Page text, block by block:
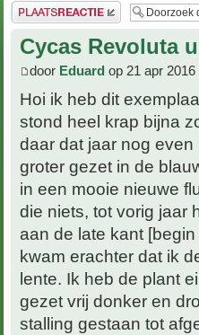
Plaats een reactie
Cycas Revoluta
door Eduard op 21 apr 2016
Hoi ik heb dit
stond heel krap bijna
daar dat jaar nog
groter gezet in de
in een mooie nieuwe
die niets, tot vorig jaar
aan de late kant
kwam erachter dat ik
lente. Ik heb de plant
gezet vrij donker en
stalling gestaan tot